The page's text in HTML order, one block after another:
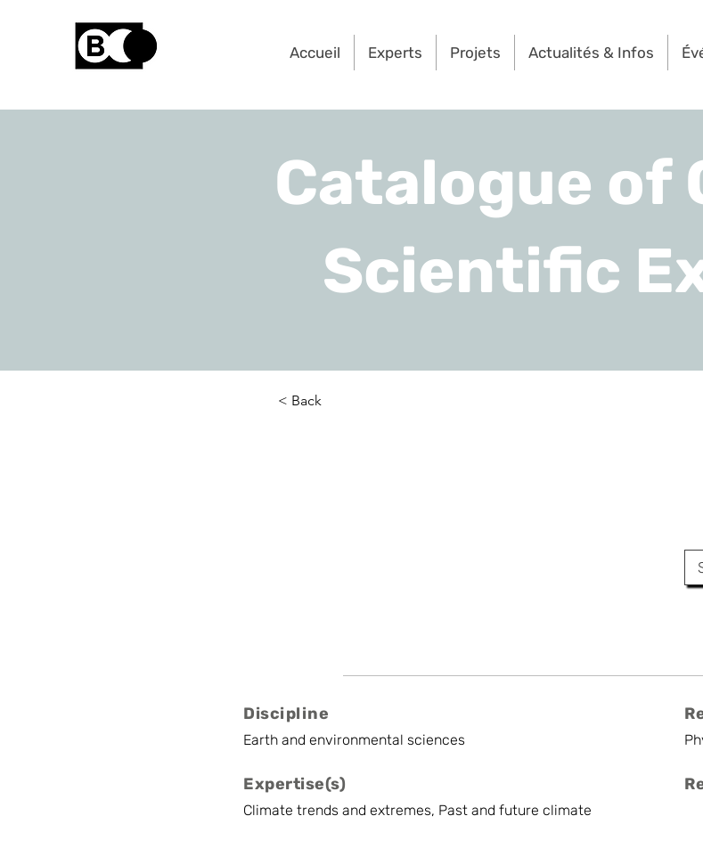
Accueil Experts Projets Actualités & Infos
Catalogue of
Scientific
Discipline
Earth and environmental sciences
Expertise(s)
Climate trends and extremes, Past and future climate
< Back